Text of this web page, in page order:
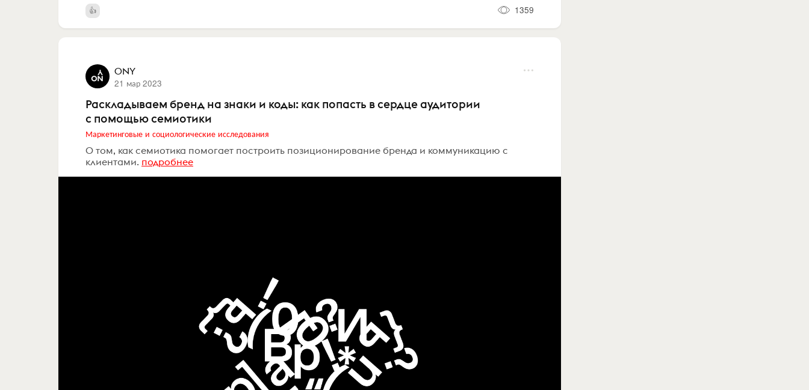
1359
ONY
21 мар 2023
Раскладываем бренд на знаки и коды: как попасть в сердце аудитории
с помощью семиотики
Маркетинговые и социологические исследования
О том, как семиотика помогает построить позиционирование бренда и коммуникацию с
клиентами. подробнее